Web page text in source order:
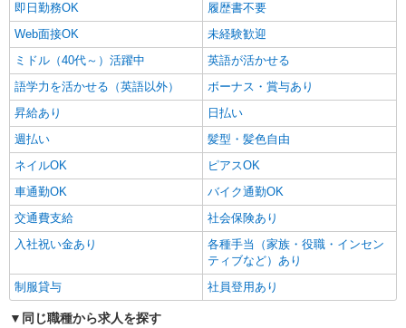
即日勤務OK
履歴書不要
Web面接OK
未経験歓迎
ミドル（40代～）活躍中
英語が活かせる
語学力を活かせる（英語以外）
ボーナス・賞与あり
昇給あり
日払い
週払い
髪型・髪色自由
ネイルOK
ピアスOK
車通勤OK
バイク通勤OK
交通費支給
社会保険あり
入社祝い金あり
各種手当（家族・役職・インセン
ティブなど）あり
制服貸与
社員登用あり
同じ職種から求人を探す